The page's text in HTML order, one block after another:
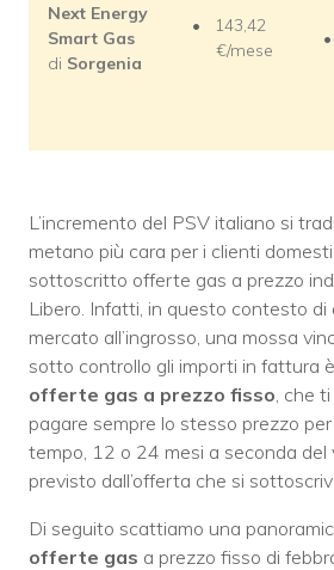
Next Energy
Smart Gas
di Sorgenia
143,42
€/mese
L’incremento del PSV italiano si
metano più cara per i clienti
sottoscritto offerte gas a prezzo
Libero. Infatti, in questo contesto di
mercato all’ingrosso, una mossa
sotto controllo gli importi in fattura
offerte gas a prezzo fisso , che
pagare sempre lo stesso prezzo
tempo, 12 o 24 mesi a seconda
previsto dall’offerta che si
Di seguito scattiamo una
offerte gas a prezzo fisso di